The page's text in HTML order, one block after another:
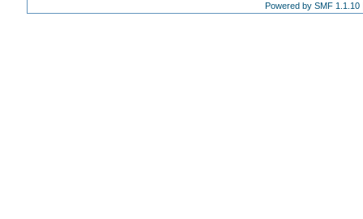
Powered by SMF 1.1.10